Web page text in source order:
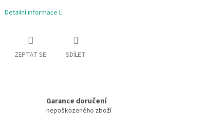
Detailní informace
ZEPTAT SE SDÍLET
Garance doručení
nepoškozeného zboží